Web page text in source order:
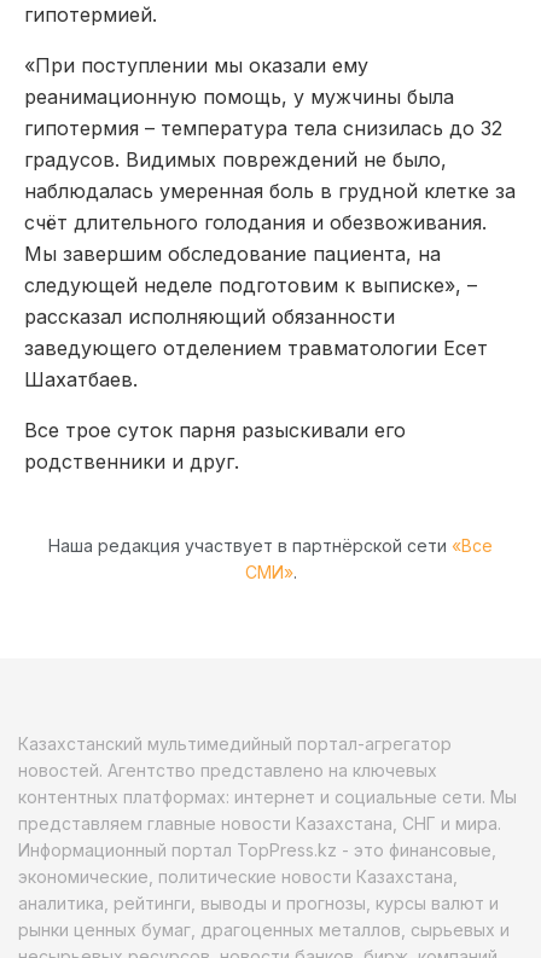
гипотермией.
«При поступлении мы оказали ему
реанимационную помощь, у мужчины была
гипотермия – температура тела снизилась до 32
градусов. Видимых повреждений не было,
наблюдалась умеренная боль в грудной клетке за
счёт длительного голодания и обезвоживания.
Мы завершим обследование пациента, на
следующей неделе подготовим к выписке», –
рассказал исполняющий обязанности
заведующего отделением травматологии Есет
Шахатбаев.
Все трое суток парня разыскивали его
родственники и друг.
Наша редакция участвует в партнёрской сети «Все
СМИ».
Казахстанский мультимедийный портал-агрегатор
новостей. Агентство представлено на ключевых
контентных платформах: интернет и социальные сети. Мы
представляем главные новости Казахстана, СНГ и мира.
Информационный портал TopPress.kz - это финансовые,
экономические, политические новости Казахстана,
аналитика, рейтинги, выводы и прогнозы, курсы валют и
рынки ценных бумаг, драгоценных металлов, сырьевых и